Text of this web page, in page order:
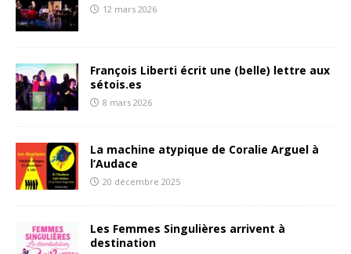
12 mars 2026
François Liberti écrit une (belle) lettre aux
sétois.es
8 mars 2026
La machine atypique de Coralie Arguel à
l’Audace
20 décembre 2025
Les Femmes Singulières arrivent à
destination